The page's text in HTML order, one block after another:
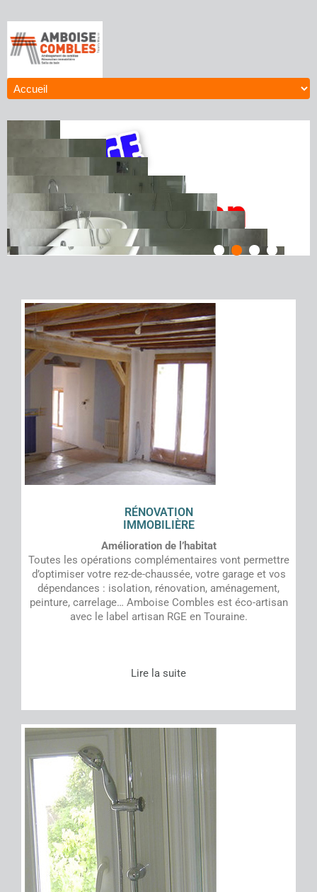
RÉNOVATION
IMMOBILIÈRE
Amélioration de l’habitat
Toutes les opérations complémentaires vont permettre
d’optimiser votre rez-de-chaussée, votre garage et vos
dépendances : isolation, rénovation, aménagement,
peinture, carrelage… Amboise Combles est éco-artisan
avec le label artisan RGE en Touraine.
Lire la suite